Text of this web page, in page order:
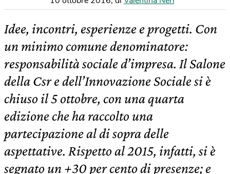
Idee, incontri, esperienze e progetti. Con
un minimo comune denominatore:
responsabilità sociale d’impresa. Il Salone
della Csr e dell’Innovazione Sociale si è
chiuso il 5 ottobre, con una quarta
edizione che ha raccolto una
partecipazione al di sopra delle
aspettative. Rispetto al 2015, infatti, si è
segnato un +30 per cento di presenze; e